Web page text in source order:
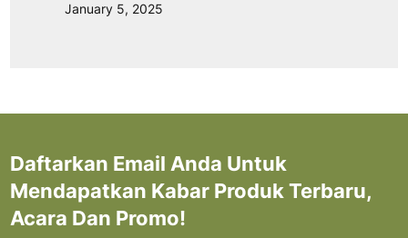
January 5, 2025
Daftarkan Email Anda Untuk
Mendapatkan Kabar Produk Terbaru,
Acara Dan Promo!